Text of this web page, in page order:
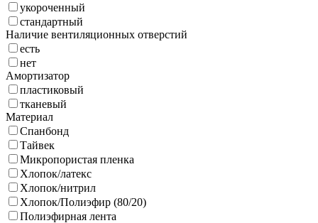
укороченный
стандартный
Наличие вентиляционных отверстий
есть
нет
Амортизатор
пластиковый
тканевый
Материал
Спанбонд
Тайвек
Микропористая пленка
Хлопок/латекс
Хлопок/нитрил
Хлопок/Полиэфир (80/20)
Полиэфирная лента